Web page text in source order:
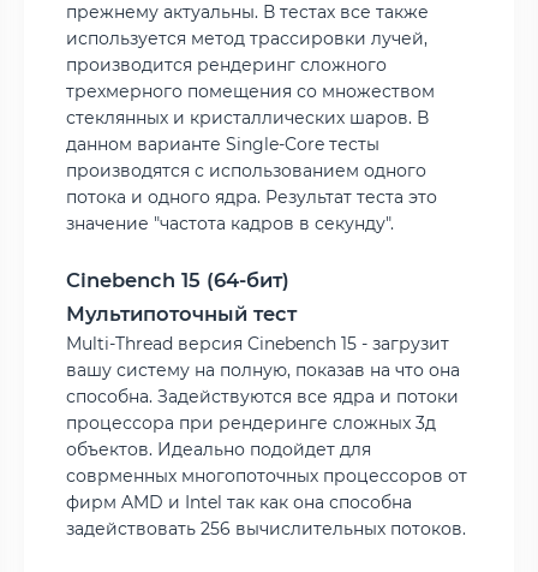
прежнему актуальны. В тестах все также
используется метод трассировки лучей,
производится рендеринг сложного
трехмерного помещения со множеством
стеклянных и кристаллических шаров. В
данном варианте Single-Core тесты
производятся с использованием одного
потока и одного ядра. Результат теста это
значение "частота кадров в секунду".
Cinebench 15 (64-бит)
Мультипоточный тест
Multi-Thread версия Cinebench 15 - загрузит
вашу систему на полную, показав на что она
способна. Задействуются все ядра и потоки
процессора при рендеринге сложных 3д
объектов. Идеально подойдет для
соврменных многопоточных процессоров от
фирм AMD и Intel так как она способна
задействовать 256 вычислительных потоков.